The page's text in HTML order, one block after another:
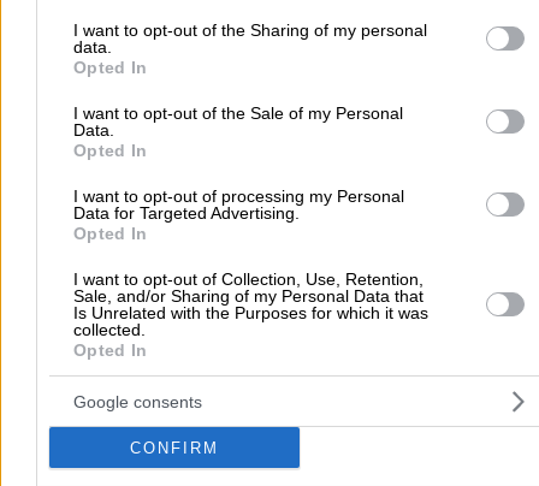
to Google and its third-party tags to use your data for below
purposes in below Google consent section.
I want to opt-out of the Sharing of my personal
data.
Opted In
I want to opt-out of the Sale of my Personal
Data.
Opted In
I want to opt-out of processing my Personal
Data for Targeted Advertising.
Opted In
I want to opt-out of Collection, Use, Retention,
Sale, and/or Sharing of my Personal Data that
Is Unrelated with the Purposes for which it was
collected.
Opted In
Google consents
CONFIRM
περισσότερα >>
Τοπική Αναζήτηση
Θεσσαλονίκη
Πειραιάς Κέρκυρα Χανιά Καλαμάτα
Χρήσιμα Σήμερα
Εφημερίες Φαρμακείων
Τιμές Καυσίμων Ταχυδρομικοί Κώδικες Στοιχεία Α.Φ.Μ.
Δρομολόγια Πλοίων
Υπηρεσίες Προβολής